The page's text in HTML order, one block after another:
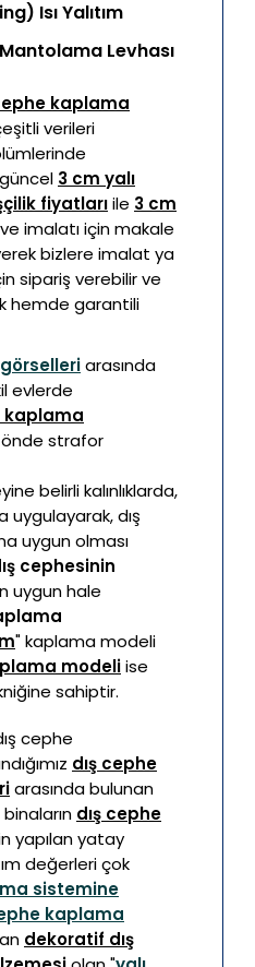
Isı Yalıtım
Levhası
kaplama
verileri
3 cm yalı
fiyatlarıile 3 cm
ve imalatı için makale
bizlere imalat ya
sipariş verebilir ve
hemde garantili
arasında
evlerde
kaplama
önde strafor
belirli kalınlıklarda,
uygulayarak, dış
uygun olması
cephesinin
uygun hale
" kaplama modeli
modeliise
sahiptir.
cephe
dış cephe
arasında bulunan
binaların dış cephe
yapılan yatay
değerleri çok
sistemine
kaplama
dekoratif dış